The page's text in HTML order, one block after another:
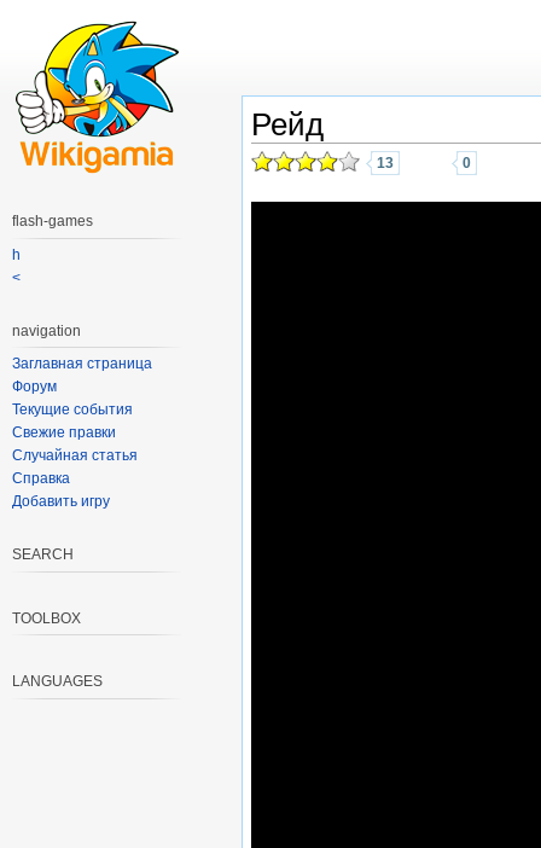
Рейд
13 0
flash-games
h
<
navigation
Заглавная страница
Форум
Текущие события
Свежие правки
Случайная статья
Справка
Добавить игру
SEARCH
TOOLBOX
LANGUAGES